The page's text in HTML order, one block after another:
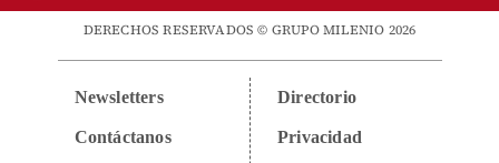
DERECHOS RESERVADOS © GRUPO MILENIO 2026
Newsletters
Contáctanos
Directorio
Privacidad